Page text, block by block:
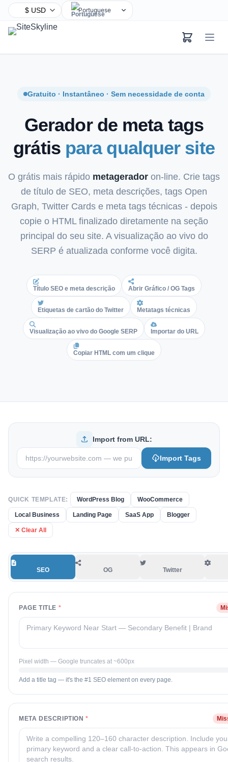
Portuguese
Urdu
German
Japanese
Turkish
Korean
Italian
Polish
Gratuito · Instantâneo · Sem necessidade de conta
Gerador de meta tags
grátis para qualquer site
O grátis mais rápido metagerador on-line. Crie tags
de título de SEO, meta descrições, tags Open
Graph, Twitter Cards e meta tags técnicas - depois
copie o HTML finalizado diretamente na seção
principal do seu site. A visualização ao vivo do
SERP é atualizada conforme você digita.
Título SEO e meta descrição Abrir Gráfico / OG Tags
Etiquetas de cartão do Twitter Metatags técnicas
Visualização ao vivo do Google SERP Importar do URL
Copiar HTML com um clique
Import from URL:
Import Tags
QUICK TEMPLATE: WordPress Blog WooCommerce
Local Business Landing Page SaaS App Blogger
✕ Clear All
SEO OG Twitter
PAGE TITLE *
Pixel width — Google truncates at ~600px
Add a title tag — it's the #1 SEO element on every page.
META DESCRIPTION*